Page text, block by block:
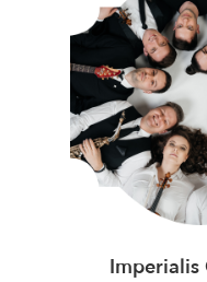
Imperialis